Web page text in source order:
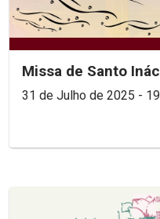
Missa de Santo
31 de Julho de 2025 -